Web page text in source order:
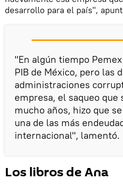
desarrollo para el país",
"En algún tiempo
PIB de México, pero las
administraciones
empresa, el saqueo que
mucho años, hizo que
una de las más
internacional", lamentó.
Los libros de Ana